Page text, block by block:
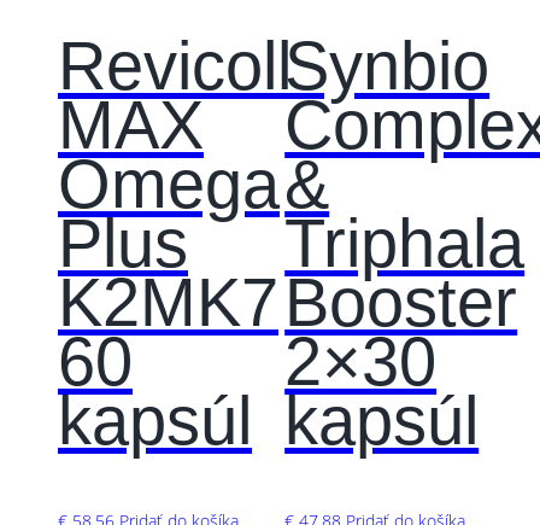
Revicoll
MAX
Omega
Plus
K2MK7
60
kapsúl
Synbio
&
Triphala
Booster
2×30
kapsúl